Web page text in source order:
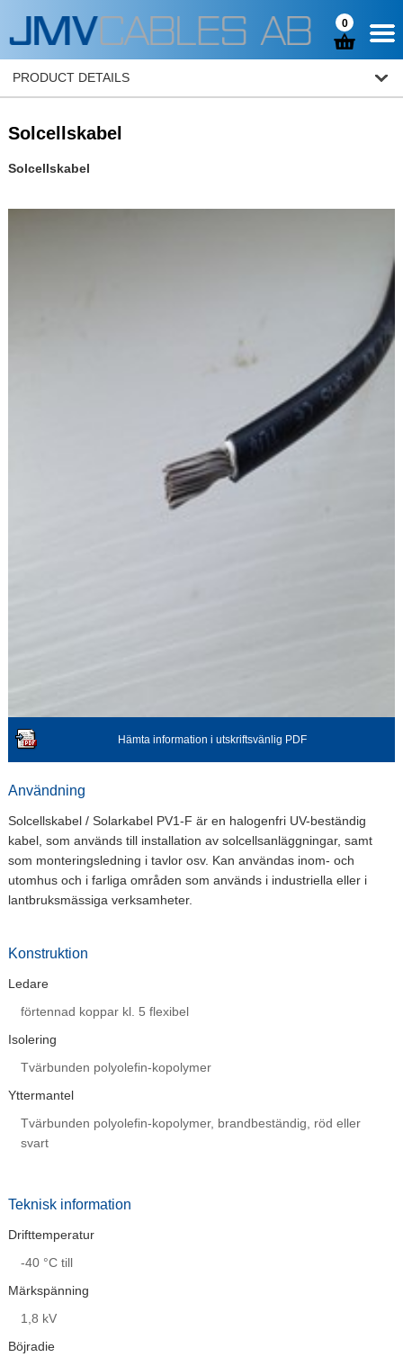
0
PRODUCT DETAILS
Solcellskabel
Solcellskabel
Hämta information i utskriftsvänlig PDF
Användning
Solcellskabel / Solarkabel PV1-F är en halogenfri UV-beständig
kabel, som används till installation av solcellsanläggningar, samt
som monteringsledning i tavlor osv. Kan användas inom- och
utomhus och i farliga områden som används i industriella eller i
lantbruksmässiga verksamheter.
Konstruktion
Ledare
förtennad koppar kl. 5 flexibel
Isolering
Tvärbunden polyolefin-kopolymer
Yttermantel
Tvärbunden polyolefin-kopolymer, brandbeständig, röd eller
svart
Teknisk information
Drifttemperatur
-40 °C till
Märkspänning
1,8 kV
Böjradie